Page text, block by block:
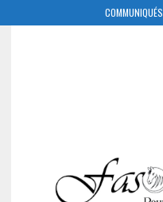
COMMUNIQUÉS